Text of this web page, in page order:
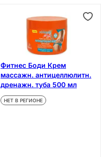
Фитнес Боди Крем
массажн. антицеллюлитн.
дренажн. туба 500 мл
НЕТ В РЕГИОНЕ